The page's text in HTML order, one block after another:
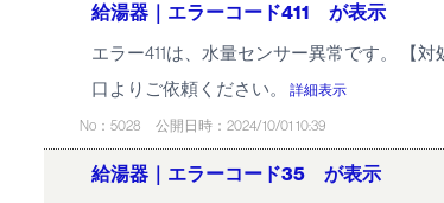
給湯器｜エラーコード411 が表示
エラー411は、水量センサー異常です。 【
口よりご依頼ください。
詳細表示
No：5028 公開日時：2024/10/01 10:39
給湯器｜エラーコード35 が表示